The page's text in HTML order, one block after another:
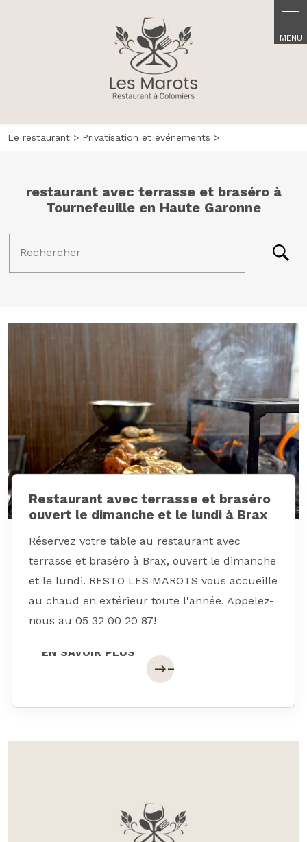
Le restaurant > Privatisation et événements >
restaurant avec terrasse et braséro à
Tournefeuille en Haute Garonne
Rechercher
Restaurant avec terrasse et braséro
ouvert le dimanche et le lundi à Brax
Réservez votre table au restaurant avec
terrasse et braséro à Brax, ouvert le dimanche
et le lundi. RESTO LES MAROTS vous accueille
au chaud en extérieur toute l'année. Appelez-
nous au 05 32 00 20 87!
EN SAVOIR PLUS
easteast